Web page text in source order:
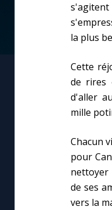
Une Minute avec Marie
la plus
Cette
de rires
d'aller
mille
Chacun
pour
nettoyer
de ses
vers la